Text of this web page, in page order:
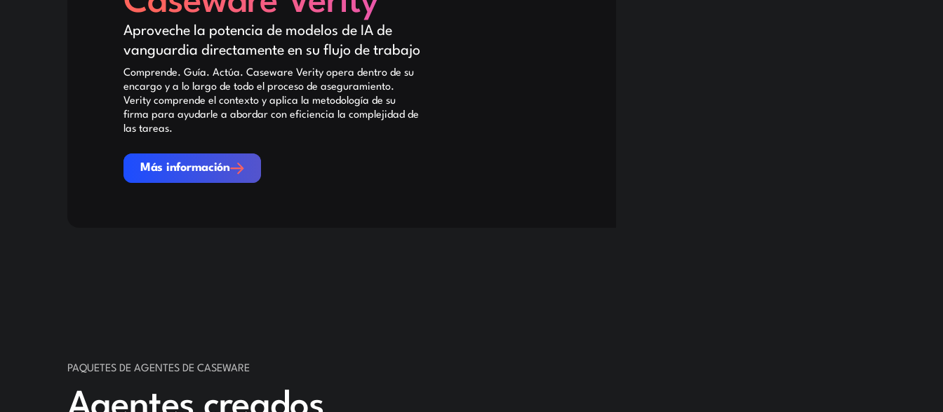
Aproveche la potencia de modelos de IA de
vanguardia directamente en su flujo de trabajo
Comprende. Guía. Actúa. Caseware Verity opera dentro de su
encargo y a lo largo de todo el proceso de aseguramiento.
Verity comprende el contexto y aplica la metodología de su
firma para ayudarle a abordar con eficiencia la complejidad de
las tareas.
Más información
Más información
PAQUETES DE AGENTES DE CASEWARE